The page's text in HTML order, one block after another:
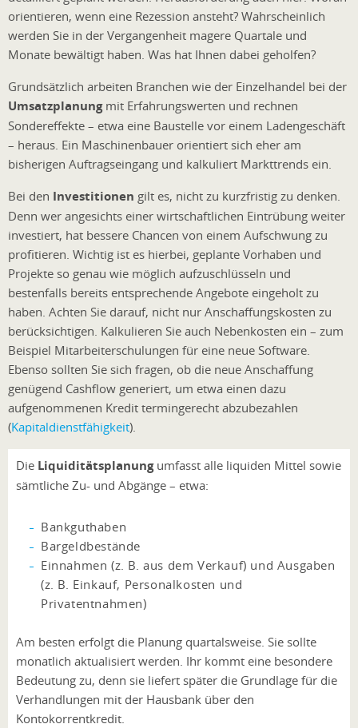
orientieren, wenn eine Rezession ansteht? Wahrscheinlich
werden Sie in der Vergangenheit magere Quartale und
Monate bewältigt haben. Was hat Ihnen dabei geholfen?
Grundsätzlich arbeiten Branchen wie der Einzelhandel bei der
Umsatzplanungmit Erfahrungswerten und rechnen
Sondereffekte – etwa eine Baustelle vor einem Ladengeschäft
– heraus. Ein Maschinenbauer orientiert sich eher am
bisherigen Auftragseingang und kalkuliert Markttrends ein.
Bei den Investitionen gilt es, nicht zu kurzfristig zu denken.
Denn wer angesichts einer wirtschaftlichen Eintrübung weiter
investiert, hat bessere Chancen von einem Aufschwung zu
profitieren. Wichtig ist es hierbei, geplante Vorhaben und
Projekte so genau wie möglich aufzuschlüsseln und
bestenfalls bereits entsprechende Angebote eingeholt zu
haben. Achten Sie darauf, nicht nur Anschaffungskosten zu
berücksichtigen. Kalkulieren Sie auch Nebenkosten ein – zum
Beispiel Mitarbeiterschulungen für eine neue Software.
Ebenso sollten Sie sich fragen, ob die neue Anschaffung
genügend Cashflow generiert, um etwa einen dazu
aufgenommenen Kredit termingerecht abzubezahlen
(Kapitaldienstfähigkeit).
Die Liquiditätsplanungumfasst alle liquiden Mittel sowie
sämtliche Zu- und Abgänge – etwa:
Bankguthaben
Bargeldbestände
Einnahmen (z. B. aus dem Verkauf) und Ausgaben
(z. B. Einkauf, Personalkosten und
Privatentnahmen)
Am besten erfolgt die Planung quartalsweise. Sie sollte
monatlich aktualisiert werden. Ihr kommt eine besondere
Bedeutung zu, denn sie liefert später die Grundlage für die
Verhandlungen mit der Hausbank über den
Kontokorrentkredit.